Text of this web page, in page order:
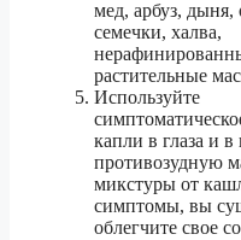
мед, арбуз, дыня,
семечки, халва,
растительные
Используйте
капли в глаза и в
противозудную
микстуры от
симптомы, вы
облегчите свое